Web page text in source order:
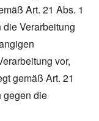
Art. 21 Abs. 1
Verarbeitung
vor,
gemäß Art. 21
gegen die